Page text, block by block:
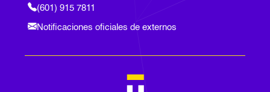
(601) 915 7811
Notificaciones oficiales de externos